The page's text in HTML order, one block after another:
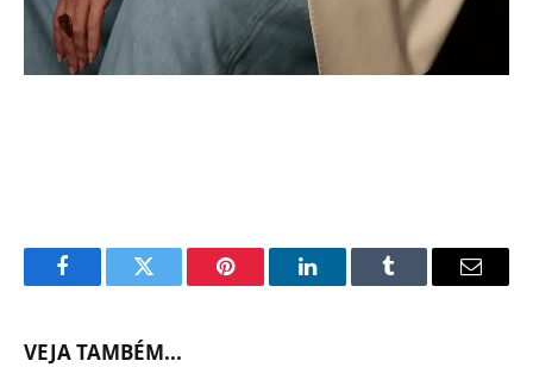
FacebookTwitter Pinterest LinkedInTumblr Email
VEJA TAMBÉM...